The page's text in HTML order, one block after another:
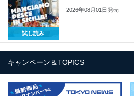
試し読み
2026年08月01日発売
キャンペーン＆TOPICS